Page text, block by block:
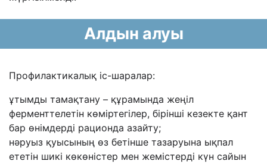
Алдын алуы
Профилактикалық іс-шаралар:
ұтымды тамақтану – құрамында жеңіл
ферменттелетін көміртегілер, бірінші кезекте қант
бар өнімдерді рационда азайту;
нәруыз қуысының өз бетінше тазаруына ықпал
ететін шикі көкөністер мен жемістерді күн сайын